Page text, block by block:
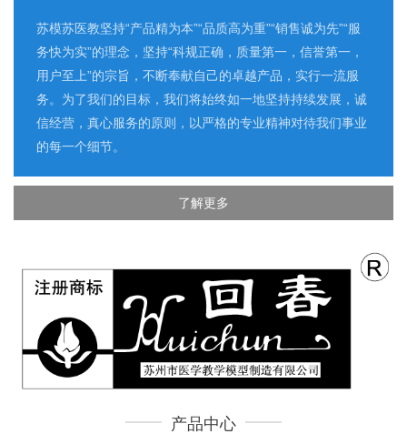
苏模苏医教坚持“产品精为本”“品质高为重”“销售诚为先”“服
务快为实”的理念，坚持“科规正确，质量第一，信誉第一，
用户至上”的宗旨，不断奉献自己的卓越产品，实行一流服
务。为了我们的目标，我们将始终如一地坚持持续发展，诚
信经营，真心服务的原则，以严格的专业精神对待我们事业
的每一个细节。
了解更多
产品中心